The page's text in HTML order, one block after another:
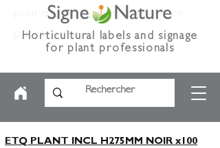
pour ajouter votre contenu à ce
paragraphe.
Horticultural labels and signage
for plant professionals
ETQ PLANT INCL H275MM NOIR x100